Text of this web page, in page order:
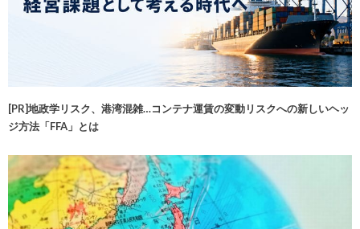
[PR]地政学リスク、港湾混雑…コンテナ運賃の変動リスクへの新しいヘッ
ジ方法「FFA」とは